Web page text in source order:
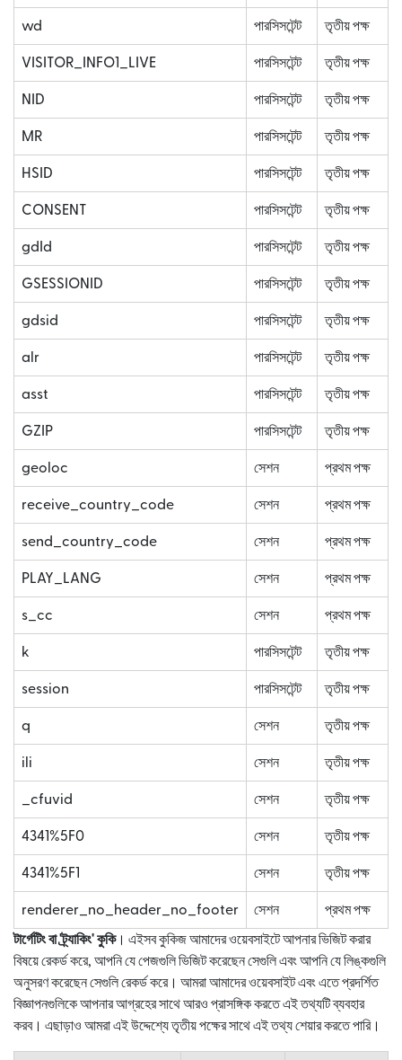
wd পারসিসটেন্ট তৃতীয় পক্ষ
VISITOR_INFO1_LIVE পারসিসটেন্ট তৃতীয় পক্ষ
NID পারসিসটেন্ট তৃতীয় পক্ষ
MR পারসিসটেন্ট তৃতীয় পক্ষ
HSID পারসিসটেন্ট তৃতীয় পক্ষ
CONSENT পারসিসটেন্ট তৃতীয় পক্ষ
gdId পারসিসটেন্ট তৃতীয় পক্ষ
GSESSIONID পারসিসটেন্ট তৃতীয় পক্ষ
gdsid পারসিসটেন্ট তৃতীয় পক্ষ
alr পারসিসটেন্ট তৃতীয় পক্ষ
asst পারসিসটেন্ট তৃতীয় পক্ষ
GZIP পারসিসটেন্ট তৃতীয় পক্ষ
geoloc সেশন প্রথম পক্ষ
receive_country_code সেশন প্রথম পক্ষ
send_country_code সেশন প্রথম পক্ষ
PLAY_LANG সেশন প্রথম পক্ষ
s_cc সেশন প্রথম পক্ষ
k পারসিসটেন্ট তৃতীয় পক্ষ
session পারসিসটেন্ট তৃতীয় পক্ষ
q সেশন তৃতীয় পক্ষ
ili সেশন তৃতীয় পক্ষ
_cfuvid সেশন তৃতীয় পক্ষ
4341%5F0 সেশন তৃতীয় পক্ষ
4341%5F1 সেশন তৃতীয় পক্ষ
renderer_no_header_no_footer সেশন প্রথম পক্ষ
টার্গেটিং বা 'ট্র্যাকিং' কুকি। এইসব কুকিজ আমাদের ওয়েবসাইটে আপনার ভিজিট করার
বিষয়ে রেকর্ড করে, আপনি যে পেজগুলি ভিজিট করেছেন সেগুলি এবং আপনি যে লিঙ্কগুলি
অনুসরণ করেছেন সেগুলি রেকর্ড করে। আমরা আমাদের ওয়েবসাইট এবং এতে প্রদর্শিত
বিজ্ঞাপনগুলিকে আপনার আগ্রহের সাথে আরও প্রাসঙ্গিক করতে এই তথ্যটি ব্যবহার
করব। এছাড়াও আমরা এই উদ্দেশ্যে তৃতীয় পক্ষের সাথে এই তথ্য শেয়ার করতে পারি।